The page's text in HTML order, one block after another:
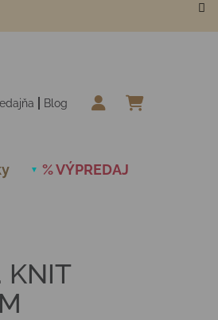
Blog
% VÝPREDAJ
KNIT